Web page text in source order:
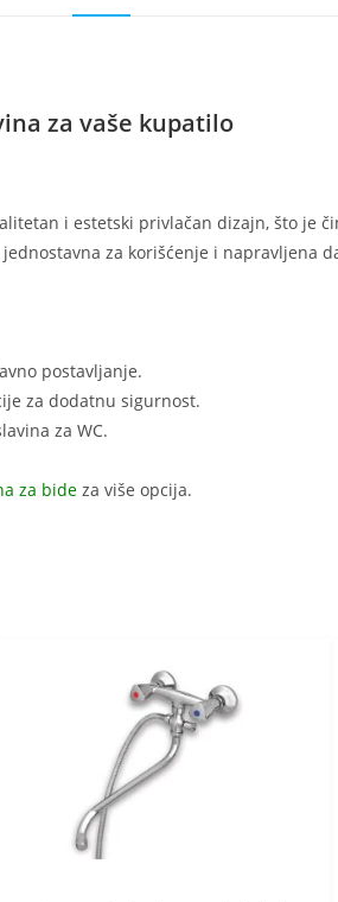
za vaše kupatilo
i estetski privlačan dizajn, što je
za korišćenje i napravljena
postavljanje.
za dodatnu sigurnost.
za WC.
za bide za više opcija.